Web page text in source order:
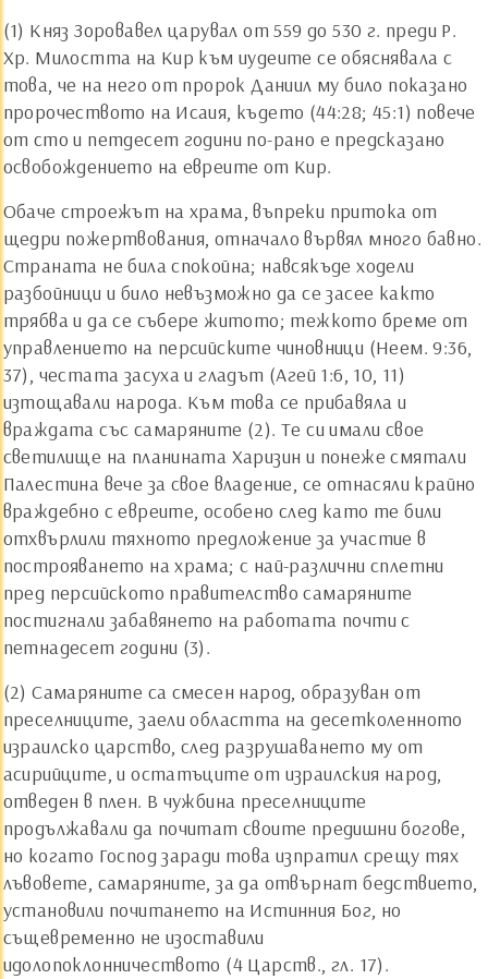
(1) Княз Зоровавел царувал от 559 до 530 г. преди Р.
Хр. Милостта на Кир към иудеите се обяснявала с
това, че на него от пророк Даниил му било показано
пророчеството на Исаия, където (44:28; 45:1) повече
от сто и петдесет години по-рано е предсказано
освобождението на евреите от Кир.
Обаче строежът на храма, въпреки притока от
щедри пожертвования, отначало вървял много бавно.
Страната не била спокойна; навсякъде ходели
разбойници и било невъзможно да се засее както
трябва и да се събере житото; тежкото бреме от
управлението на персийските чиновници (Неем. 9:36,
37), честата засуха и гладът (Агей 1:6, 10, 11)
изтощавали народа. Към това се прибавяла и
враждата със самаряните (2). Те си имали свое
светилище на планината Харизин и понеже смятали
Палестина вече за свое владение, се отнасяли крайно
враждебно с евреите, особено след като те били
отхвърлили тяхното предложение за участие в
построяването на храма; с най-различни сплетни
пред персийското правителство самаряните
постигнали забавянето на работата почти с
петнадесет години (3).
(2) Самаряните са смесен народ, образуван от
преселниците, заели областта на десетколенното
израилско царство, след разрушаването му от
асирийците, и остатъците от израилския народ,
отведен в плен. В чужбина преселниците
продължавали да почитат своите предишни богове,
но когато Господ заради това изпратил срещу тях
лъвовете, самаряните, за да отвърнат бедствието,
установили почитането на Истинния Бог, но
същевременно не изоставили
идолопоклонничеството (4 Царств., гл. 17).